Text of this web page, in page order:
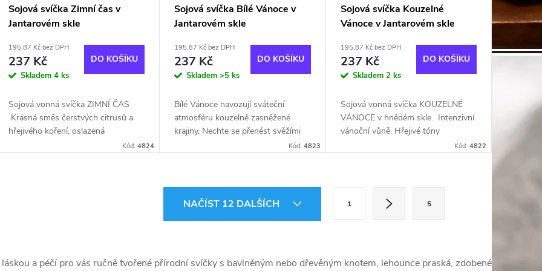
Sojová svíčka Zimní čas v
Jantarovém skle
195,87 Kč bez DPH
237 Kč
Skladem 4 ks
DO KOŠÍKU
Sojová vonná svíčka ZIMNÍ ČAS
Krásná směs čerstvých citrusů a
hřejivého koření, oslazená
nádechem vanilky, která vytváříKód:4824
Sojová svíčka Bílé Vánoce v
Jantarovém skle
195,87 Kč bez DPH
237 Kč
Skladem>5 ks
DO KOŠÍKU
Bílé Vánoce navozují sváteční
atmosféru kouzelně zasněžené
krajiny. Nechte se přenést svěžími
citrusovými tóny do údolí plného
Kód: 4823
Sojová svíčka Kouzelné
Vánoce v Jantarovém skle
195,87 Kč bez DPH
237 Kč
Skladem 2 ks
DO KOŠÍKU
Sojová vonná svíčka KOUZELNÉ
VÁNOCE v hnědém skle. Intenzivní
vánoční vůně. Hřejivé tóny
Kód: 4822
NAČÍST 12 DALŠÍCH
á
1 5
láskou a péčí pro vás ručně tvořené přírodní svíčky s bavlněným nebo dřevěným knotem, lehounce praská, zdobené